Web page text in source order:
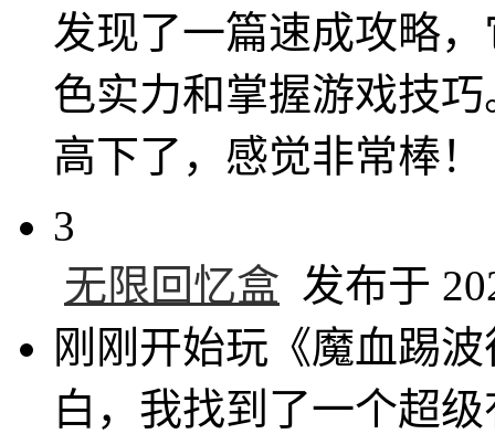
发现了一篇速成攻略
色实力和掌握游戏技
高下了，感觉非常棒！
3
无限回忆盒 发布于
刚刚开始玩《魔血踢
白，我找到了一个超